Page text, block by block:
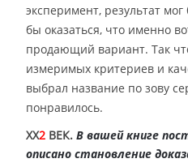
эксперимент, результат
бы оказаться, что именно
продающий вариант. Так
измеримых критериев и
выбрал название по зову
понравилось.
XX2 ВЕК. В вашей книге
описано становление